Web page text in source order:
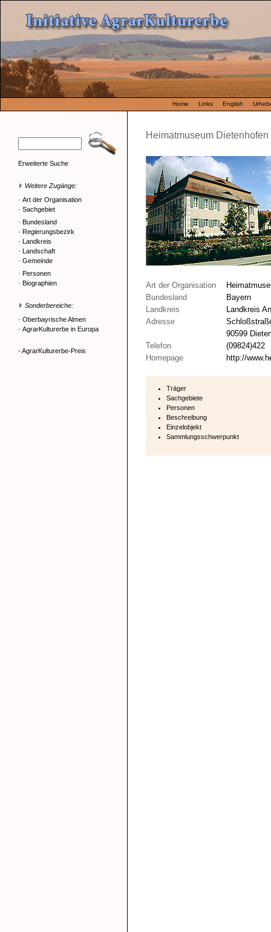
Home Links English
Erweiterte Suche
Weitere Zugänge:
· Art der Organisation
· Sachgebiet
· Bundesland
· Regierungsbezirk
· Landkreis
· Landschaft
· Gemeinde
· Personen
· Biographien
Sonderbereiche:
· Oberbayrische Almen
· AgrarKulturerbe in Europa
- AgrarKulturerbe-Preis
Heimatmuseum Dietenhofen
Art der Organisation
Bundesland
Bayern
Landkreis
Landkreis
Adresse
90599
Telefon
(09824)422
Homepage
http://
Träger
Sachgebiete
Personen
Beschreibung
Einzelobjekt
Sammlungsschwerpunkt